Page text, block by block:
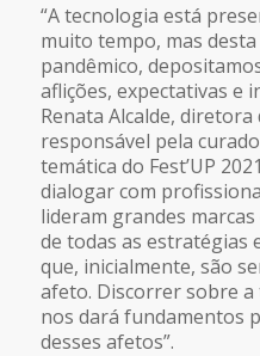
“A tecnologia está
muito tempo, mas
pandêmico,
aflições, expectativas e
Renata Alcalde, diretora
responsável pela
temática do Fest’UP
dialogar com
lideram grandes
de todas as estratégias
que, inicialmente, são
afeto. Discorrer sobre
nos dará fundamentos
desses afetos”.